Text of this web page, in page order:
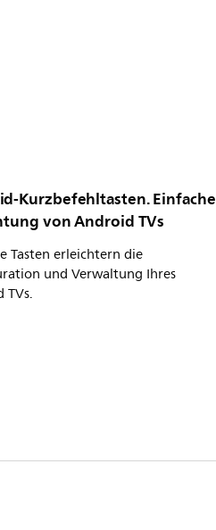
Kurzbefehltasten. Einfache
von Android TVs
Tasten erleichtern die
und Verwaltung Ihres